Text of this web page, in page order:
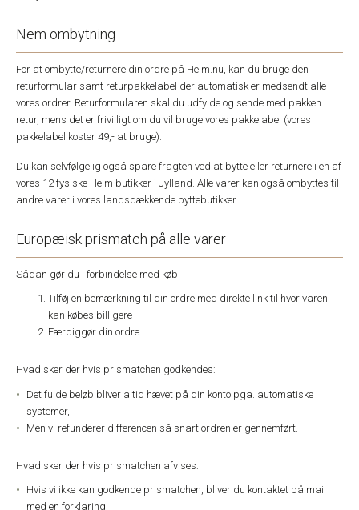
Nem ombytning
For at ombytte/returnere din ordre på Helm.nu, kan du bruge den
returformular samt returpakkelabel der automatisk er medsendt alle
vores ordrer. Returformularen skal du udfylde og sende med pakken
retur, mens det er frivilligt om du vil bruge vores pakkelabel (vores
pakkelabel koster 49,- at bruge).
Du kan selvfølgelig også spare fragten ved at bytte eller returnere i en af
vores 12 fysiske Helm butikker i Jylland. Alle varer kan også ombyttes til
andre varer i vores landsdækkende byttebutikker.
Europæisk prismatch på alle varer
Sådan gør du i forbindelse med køb
Tilføj en bemærkning til din ordre med direkte link til hvor varen
kan købes billigere
Færdiggør din ordre.
Hvad sker der hvis prismatchen godkendes:
Det fulde beløb bliver altid hævet på din konto pga. automatiske
systemer,
Men vi refunderer differencen så snart ordren er gennemført.
Hvad sker der hvis prismatchen afvises:
Hvis vi ikke kan godkende prismatchen, bliver du kontaktet på mail
med en forklaring.